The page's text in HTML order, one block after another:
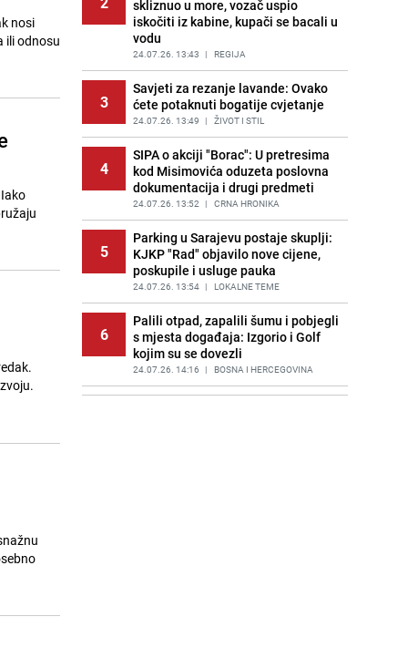
nosi
ili odnosu
13
Tajna savršenog makedonskog
ajvara: Stari recept za kremast i
bogat okus
PRIJE 2 DANA | RECEPTI
14
Tuga potresla grad na Uni:
Preminula Lejla Muhić (39),
sugrađani u nevjerici
PRIJE 2 DANA | BOSNA I HERCEGOVINA
15
Borba trajala satima: Pogledajte
'grdosiju' od skoro tri metra koju su
braća izvukla iz mora
PRIJE 1 DAN | SVIJET
skliznuo u more, vozač uspio
iskočiti iz kabine, kupači se bacali u
vodu
24.07.26. 13:43 | REGIJA
3
Savjeti za rezanje lavande: Ovako
ćete potaknuti bogatije cvjetanje
24.07.26. 13:49 | ŽIVOT I STIL
4
SIPA o akciji "Borac": U pretresima
kod Misimovića oduzeta poslovna
dokumentacija i drugi predmeti
24.07.26. 13:52 | CRNA HRONIKA
5
Parking u Sarajevu postaje skuplji:
KJKP "Rad" objavilo nove cijene,
poskupile i usluge pauka
24.07.26. 13:54 | LOKALNE TEME
6
Palili otpad, zapalili šumu i pobjegli
s mjesta događaja: Izgorio i Golf
kojim su se dovezli
24.07.26. 14:16 | BOSNA I HERCEGOVINA